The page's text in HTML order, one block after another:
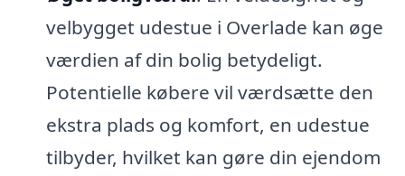
velbygget udestue i Overlade kan øge
værdien af din bolig betydeligt.
Potentielle købere vil værdsætte den
ekstra plads og komfort, en udestue
tilbyder, hvilket kan gøre din ejendom